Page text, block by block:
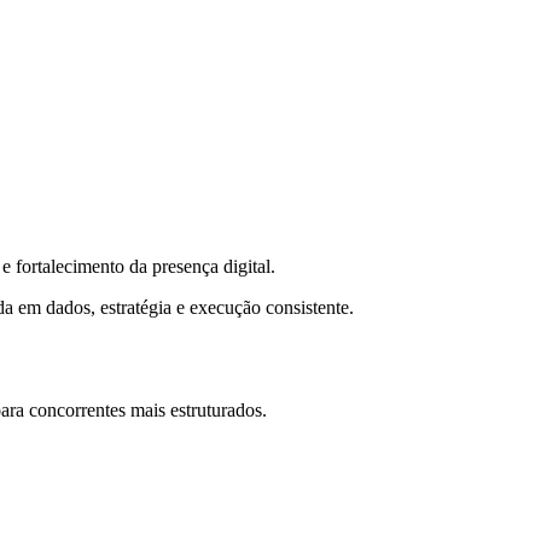
fortalecimento da presença digital.
em dados, estratégia e execução consistente.
concorrentes mais estruturados.